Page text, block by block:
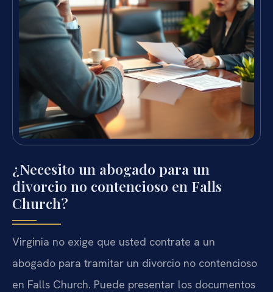
¿Necesito un abogado para un
divorcio no contencioso en Falls
Church?
Virginia no exige que usted contrate a un
abogado para tramitar un divorcio no contencioso
en Falls Church. Puede presentar los documentos